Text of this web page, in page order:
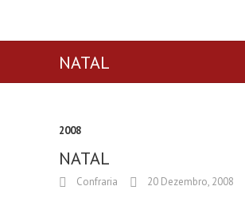
NATAL
2008
NATAL
Confraria 20 Dezembro, 2008